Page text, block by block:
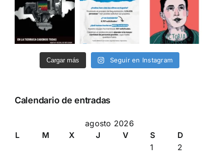
Cargar más Seguir en Instagram
Calendario de entradas
agosto 2026
L
M X J V S
D
1
2